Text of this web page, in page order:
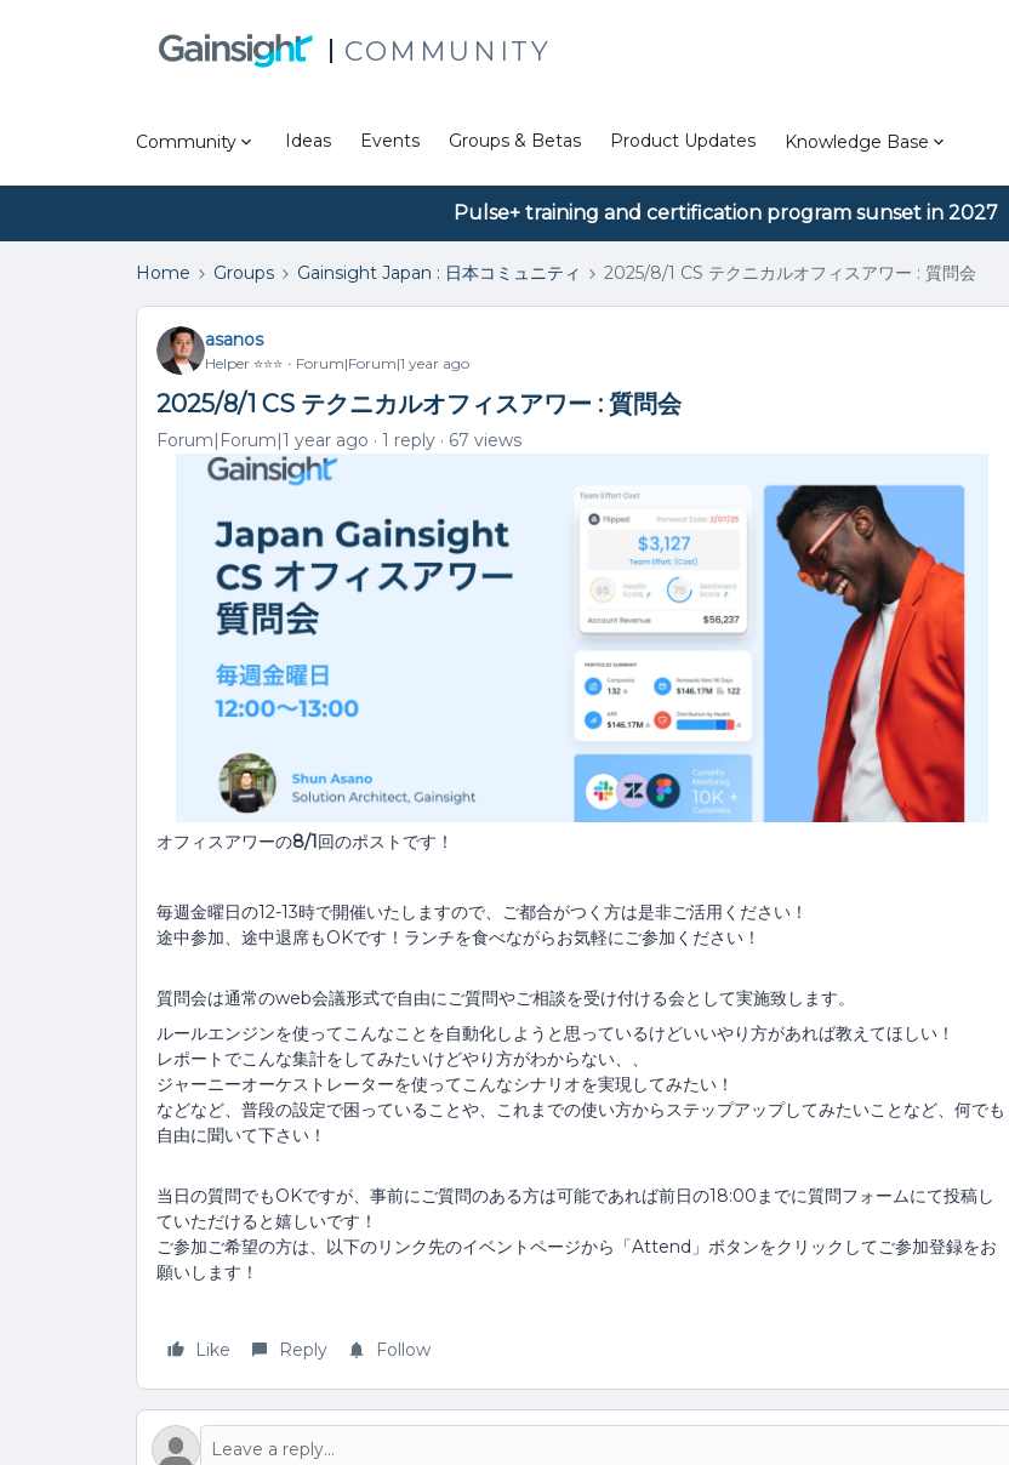
COMMUNITY
Community Ideas Events Groups & Betas Product Updates Knowledge Base
Pulse+ training and certification program sunset in 2027
Home Groups Gainsight Japan : 日本コミュニティ 2025/8/1 CS テクニカルオフィスアワー : 質問会
asanos
Helper ⭐️⭐️⭐️ Forum|Forum|1 year ago
2025/8/1 CS テクニカルオフィスアワー : 質問会
Forum|Forum|1 year ago 1 reply 67 views
オフィスアワーの8/1回のポストです！
毎週金曜日の12-13時で開催いたしますので、ご都合がつく方は是非ご活用ください！
途中参加、途中退席もOKです！ランチを食べながらお気軽にご参加ください！
質問会は通常のweb会議形式で自由にご質問やご相談を受け付ける会として実施致します。
ルールエンジンを使ってこんなことを自動化しようと思っているけどいいやり方があれば教えてほしい！
レポートでこんな集計をしてみたいけどやり方がわからない、、
ジャーニーオーケストレーターを使ってこんなシナリオを実現してみたい！
などなど、普段の設定で困っていることや、これまでの使い方からステップアップしてみたいことなど、何でも
自由に聞いて下さい！
当日の質問でもOKですが、事前にご質問のある方は可能であれば前日の18:00までに質問フォームにて投稿し
ていただけると嬉しいです！
ご参加ご希望の方は、以下のリンク先のイベントページから「Attend」ボタンをクリックしてご参加登録をお
願いします！
Like Reply Follow